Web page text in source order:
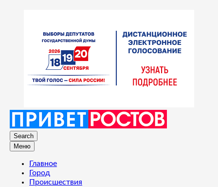
Search
Меню
Главное
Город
Происшествия